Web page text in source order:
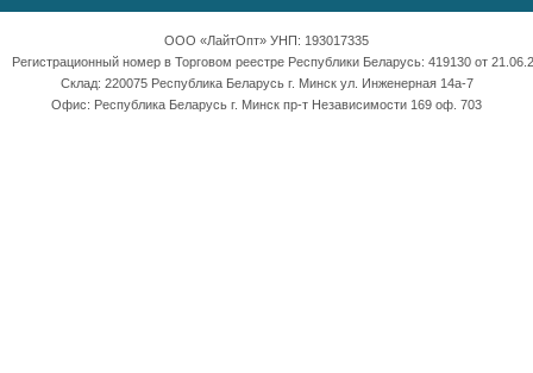
ООО «ЛайтОпт» УНП: 193017335
Регистрационный номер в Торговом реестре Республики Беларусь: 419130 от
Склад: 220075 Республика Беларусь г. Минск ул. Инженерная 14а-7
Офис: Республика Беларусь г. Минск пр-т Независимости 169 оф. 703